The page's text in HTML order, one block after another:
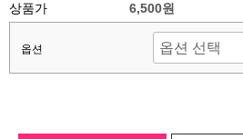
상품가 6,500원
옵션